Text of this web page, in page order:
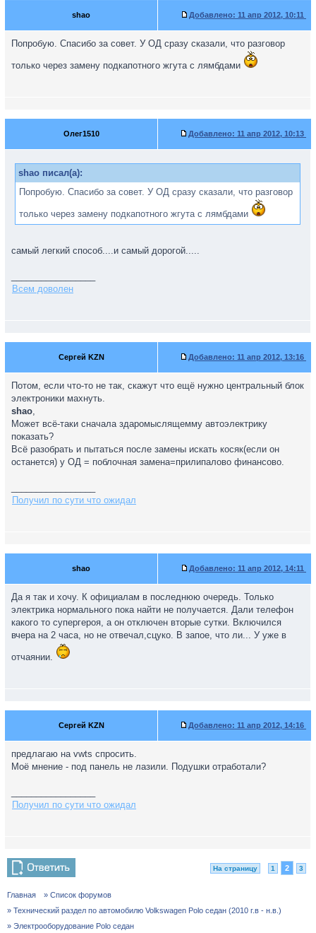
shao Добавлено: 11 апр 2012, 10:11
Попробую. Спасибо за совет. У ОД сразу сказали, что разговор
только через замену подкапотного жгута с лямбдами
Олег1510 Добавлено: 11 апр 2012, 10:13
shao писал(а):
Попробую. Спасибо за совет. У ОД сразу сказали, что разговор
только через замену подкапотного жгута с лямбдами
самый легкий способ....и самый дорогой.....
Всем доволен
Сергей KZN Добавлено: 11 апр 2012, 13:16
Потом, если что-то не так, скажут что ещё нужно центральный блок
электроники махнуть.
shao,
Может всё-таки сначала здаромыслящемму автоэлектрику
показать?
Всё разобрать и пытаться после замены искать косяк(если он
останется) у ОД = поблочная замена=прилипалово финансово.
Получил по сути что ожидал
shao Добавлено: 11 апр 2012, 14:11
Да я так и хочу. К официалам в последнюю очередь. Только
электрика нормального пока найти не получается. Дали телефон
какого то супергероя, а он отключен вторые сутки. Включился
вчера на 2 часа, но не отвечал,сцуко. В запое, что ли... У уже в
отчаянии.
Сергей KZN Добавлено: 11 апр 2012, 14:16
предлагаю на vwts спросить.
Моё мнение - под панель не лазили. Подушки отработали?
Получил по сути что ожидал
На страницу 1 2 3
Главная
» Список форумов
» Технический раздел по автомобилю Volkswagen Polo седан (2010 г.в - н.в.)
» Электрооборудование Polo седан